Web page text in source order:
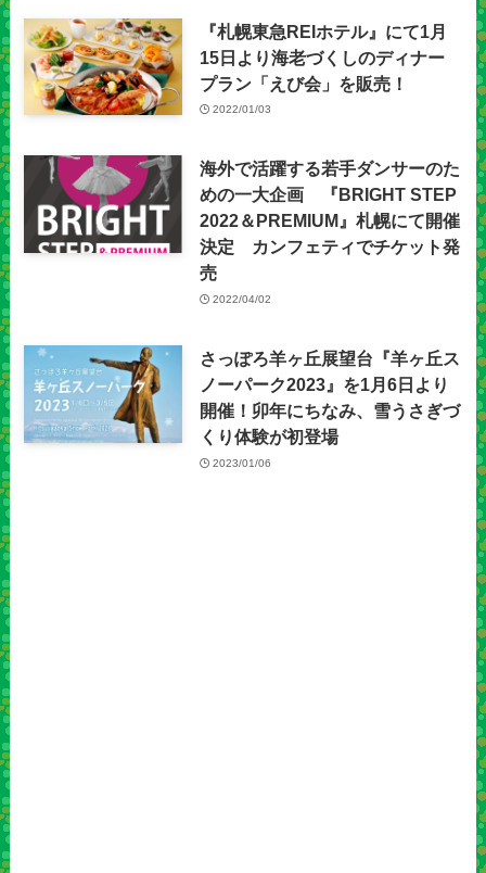
『札幌東急REIホテル』にて1月
15日より海老づくしのディナー
プラン「えび会」を販売！
2022/01/03
海外で活躍する若手ダンサーのた
めの一大企画 『BRIGHT STEP
2022＆PREMIUM』札幌にて開催
決定 カンフェティでチケット発
売
2022/04/02
さっぽろ羊ヶ丘展望台『羊ヶ丘ス
ノーパーク2023』を1月6日より
開催！卯年にちなみ、雪うさぎづ
くり体験が初登場
2023/01/06